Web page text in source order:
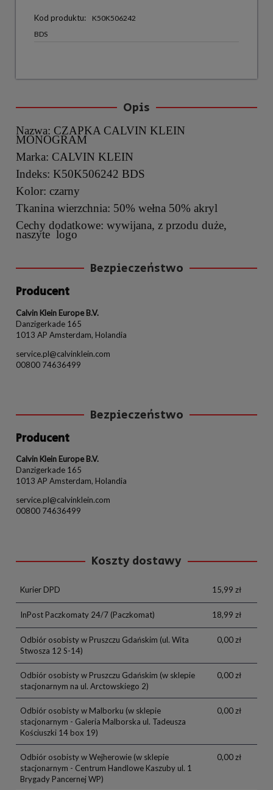
Kod produktu:
K50K506242
BDS
Opis
Nazwa: CZAPKA CALVIN KLEIN
MONOGRAM
Marka: CALVIN KLEIN
Indeks: K50K506242 BDS
Kolor: czarny
Tkanina wierzchnia: 50% wełna 50% akryl
Cechy dodatkowe: wywijana, z przodu duże,
naszyte logo
Bezpieczeństwo
Producent
Calvin Klein Europe B.V.
Danzigerkade 165
1013 AP Amsterdam, Holandia
service.pl@calvinklein.com
00800 74636499
Bezpieczeństwo
Producent
Calvin Klein Europe B.V.
Danzigerkade 165
1013 AP Amsterdam, Holandia
service.pl@calvinklein.com
00800 74636499
Koszty dostawy
Kurier DPD 15,99 zł
InPost Paczkomaty 24/7(Paczkomat) 18,99 zł
Odbiór osobisty w Pruszczu Gdańskim (ul. Wita
Stwosza 12 S-14)
0,00 zł
Odbiór osobisty w Pruszczu Gdańskim (w sklepie
stacjonarnym na ul. Arctowskiego 2)
0,00 zł
Odbiór osobisty w Malborku (w sklepie
stacjonarnym - Galeria Malborska ul. Tadeusza
Kościuszki 14 box 19)
0,00 zł
Odbiór osobisty w Wejherowie(w sklepie
stacjonarnym - Centrum Handlowe Kaszuby ul. 1
Brygady Pancernej WP)
0,00 zł